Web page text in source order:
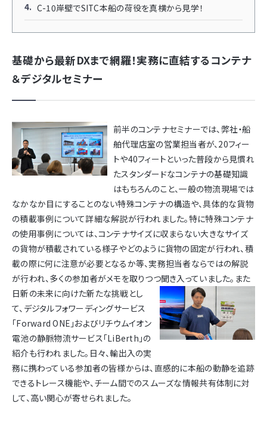
C-10岸壁でSITC本船の荷役を真横から見学！
基礎から最新DXまで網羅！実務に直結するコンテナ
＆デジタルセミナー
前半のコンテナセミナーでは、弊社・船
舶代理店室の営業担当者が、20フィー
トや40フィートといった普段から見慣れ
たスタンダードなコンテナの基礎知識
はもちろんのこと、一般の物流現場では
なかなか目にすることのない特殊コンテナの構造や、具体的な貨物
の積載事例について詳細な解説が行われました。特に特殊コンテナ
の使用事例については、コンテナサイズに収まらない大きなサイズ
の貨物が積載されている様子やどのように貨物の固定が行われ、積
載の際に何に注意が必要となるか等、実務担当者ならではの解説
が行われ、多くの参加者がメモを取りつつ聞き入っていました。 また
日新の未来に向けた新たな挑戦とし
て、デジタルフォワーディングサービス
「Forward ONE」およびリチウムイオン
電池の静脈物流サービス「LiBerth」の
紹介も行われました。日々、輸出入の実
務に携わっている参加者の皆様からは、直感的に本船の動静を追跡
できるトレース機能や、チーム間でのスムーズな情報共有体制に対
して、高い関心が寄せられました。